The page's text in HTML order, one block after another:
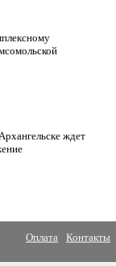
ждет
Оплата Контакты